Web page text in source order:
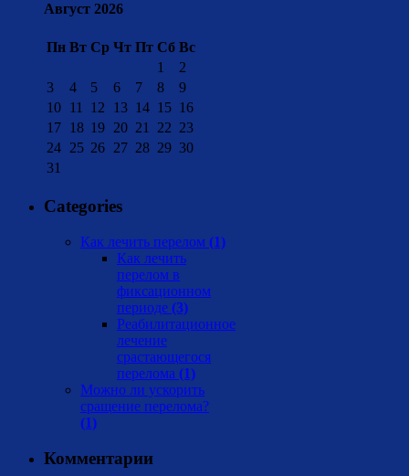
Август 2026
Пн Вт Ср Чт Пт Сб Вс
1
2
3
4 5 6 7 8
9
10 11 12 13 14 15 16
17 18 19 20 21 22 23
24 25 26 27 28 29 30
31
Categories
Как лечить перелом (1)
Как лечить
перелом в
фиксационном
периоде (3)
Реабилитационное
лечение
срастающегося
перелома (1)
Можно ли ускорить
сращение перелома?
(1)
Комментарии